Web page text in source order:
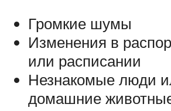
Громкие шумы
Изменения в
или расписании
Незнакомые люди
домашние